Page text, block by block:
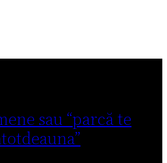
sau “parcă te